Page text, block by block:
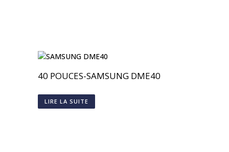
40 POUCES-SAMSUNG DME40
LIRE LA SUITE